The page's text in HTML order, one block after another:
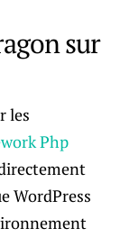
sur
les
Php
WordPress